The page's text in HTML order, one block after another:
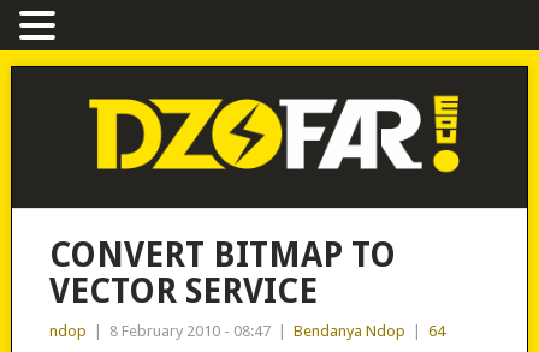
CONVERT BITMAP TO
VECTOR SERVICE
ndop 8 February 2010 - 08:47 Bendanya Ndop
64